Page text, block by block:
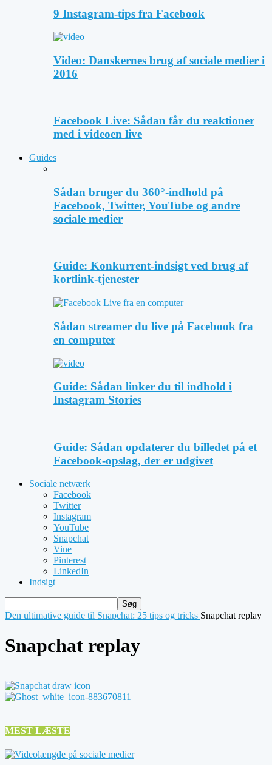
9 Instagram-tips fra Facebook
Video: Danskernes brug af sociale medier i
2016
Facebook Live: Sådan får du reaktioner
med i videoen live
Guides
Sådan bruger du 360°-indhold på
Facebook, Twitter, YouTube og andre
sociale medier
Guide: Konkurrent-indsigt ved brug af
kortlink-tjenester
Sådan streamer du live på Facebook fra
en computer
Guide: Sådan linker du til indhold i
Instagram Stories
Guide: Sådan opdaterer du billedet på et
Facebook-opslag, der er udgivet
Sociale netværk
Facebook
Twitter
Instagram
YouTube
Snapchat
Vine
Pinterest
LinkedIn
Indsigt
Den ultimative guide til Snapchat: 25 tips og tricks Snapchat replay
Snapchat replay
MEST LÆSTE